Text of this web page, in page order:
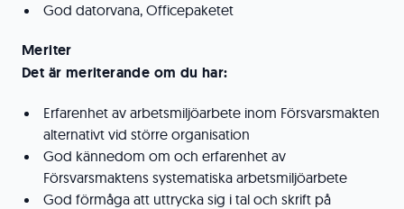
God datorvana, Officepaketet
Meriter
Det är meriterande om du har:
Erfarenhet av arbetsmiljöarbete inom Försvarsmakten
alternativt vid större organisation
God kännedom om och erfarenhet av
Försvarsmaktens systematiska arbetsmiljöarbete
God förmåga att uttrycka sig i tal och skrift på